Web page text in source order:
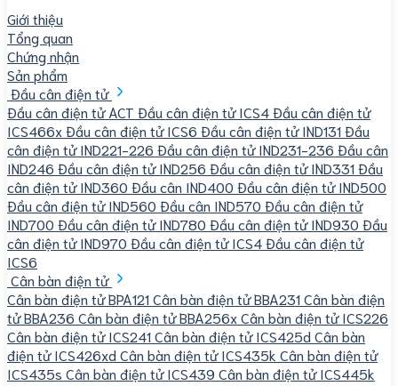
Giới thiệu
Tổng quan
Chứng nhận
Sản phẩm
Đầu cân điện tử
Đầu cân điện tử ACT Đầu cân điện tử ICS4Đầu cân điện tử
ICS466xĐầu cân điện tử ICS6 Đầu cân điện tử IND131Đầu
cân điện tử IND221-226 Đầu cân điện tử IND231-236 Đầu cân
IND246 Đầu cân điện tử IND256 Đầu cân điện tử IND331Đầu
cân điện tử IND360 Đầu cân IND400 Đầu cân điện tử IND500
Đầu cân điện tử IND560 Đầu cân IND570 Đầu cân điện tử
IND700 Đầu cân điện tử IND780 Đầu cân điện tử IND930 Đầu
cân điện tử IND970 Đầu cân điện tử ICS4Đầu cân điện tử
ICS6
Cân bàn điện tử
Cân bàn điện tử BPA121Cân bàn điện tử BBA231Cân bàn điện
tử BBA236 Cân bàn điện tử BBA256xCân bàn điện tử ICS226
Cân bàn điện tử ICS241Cân bàn điện tử ICS425d Cân bàn
điện tử ICS426xd Cân bàn điện tử ICS435k Cân bàn điện tử
ICS435s Cân bàn điện tử ICS439 Cân bàn điện tử ICS445k